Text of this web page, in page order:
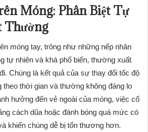
Móng: Phân Biệt Tự
Thường
móng tay, trông như những nếp nhăn
tự nhiên và khá phổ biến, thường xuất
Chúng là kết quả của sự thay đổi tốc độ
theo thời gian và thường không đáng lo
hưởng đến vẻ ngoài của móng, việc cố
cách dũa hoặc đánh bóng quá mức có
khiến chúng dễ bị tổn thương hơn.